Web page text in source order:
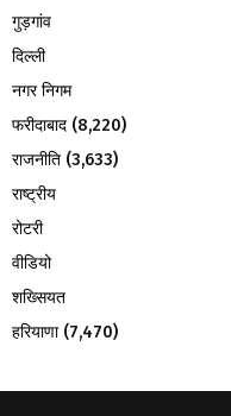
गुड़गांव
दिल्ली
नगर निगम
फरीदाबाद (8,220)
राजनीति (3,633)
राष्ट्रीय
रोटरी
वीडियो
शख्सियत
हरियाणा(7,470)